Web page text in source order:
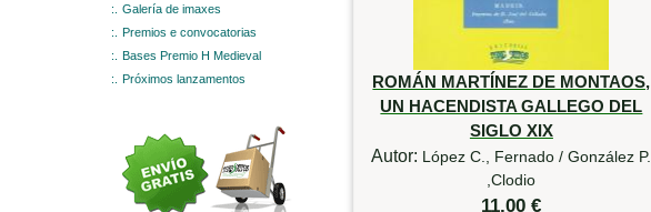
:.
Galería de imaxes
:.
Premios e convocatorias
:.
Bases Premio H Medieval
:.
Próximos lanzamentos
ROMÁN MARTÍNEZ DE MONTAOS,
UN HACENDISTA GALLEGO DEL
SIGLO XIX
Autor: López C., Fernado / González P.
,Clodio
11,00 €